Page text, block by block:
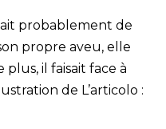
probablement de
propre aveu, elle
plus, il faisait face à
de L’articolo :